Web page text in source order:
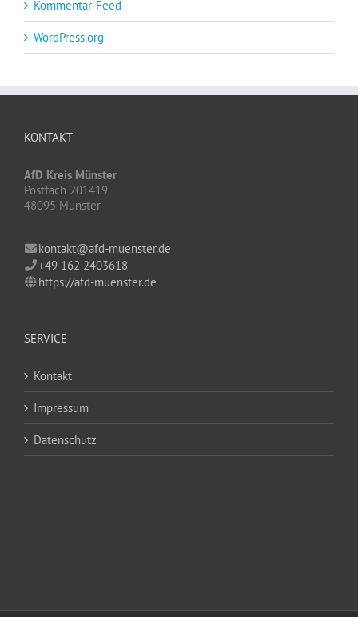
Kommentar-Feed
WordPress.org
KONTAKT
AfD Kreis Münster
Postfach 201419
48095 Münster
kontakt@afd-muenster.de
+49 162 2403618
https://afd-muenster.de
SERVICE
Kontakt
Impressum
Datenschutz